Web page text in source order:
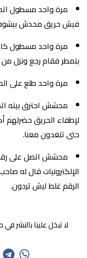
مرة واحد مسطول
فيش حريق محدش
مرة واحد مسطول كان
بتمطر فقام رجع ونزل من
مرة واحد طلع على
محشش احترق بيته
لإطفاء الحريق حضرلهم
حتى تتغدون معنا.
محشش اتصل على
الإلكترونيات قال له
الرقم غلط ليش تردون.
لا تبخل علينا بالنشر